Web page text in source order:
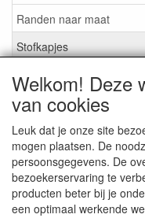
Randen naar maat
Stofkapjes
Informatie
Foam of rubber randen?
Belangrijk bij bestellen
Nieuws
Welkom! Deze
van cookies
Leuk dat je onze site
mogen plaatsen. De
persoonsgegevens. De
bezoekerservaring te
producten beter bij je
een optimaal werkende